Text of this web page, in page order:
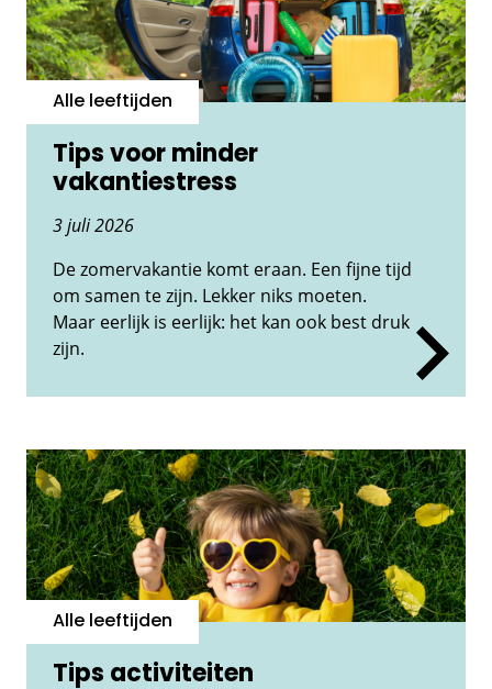
Tips voor minder
vakantiestress
Alle leeftijden
3 juli 2026
De zomervakantie komt eraan. Een fijne tijd
om samen te zijn. Lekker niks moeten.
Maar eerlijk is eerlijk: het kan ook best druk
zijn.
Tips activiteiten
Alle leeftijden